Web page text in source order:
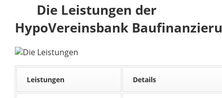
Die Leistungen der
HypoVereinsbank
Leistungen Details